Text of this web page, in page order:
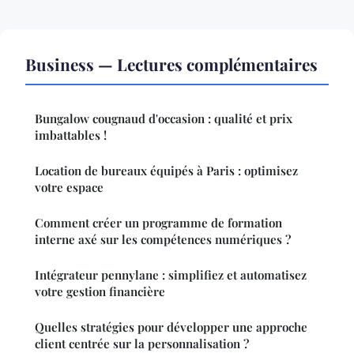
Business — Lectures complémentaires
Bungalow cougnaud d'occasion : qualité et prix
imbattables !
Location de bureaux équipés à Paris : optimisez
votre espace
Comment créer un programme de formation
interne axé sur les compétences numériques ?
Intégrateur pennylane : simplifiez et automatisez
votre gestion financière
Quelles stratégies pour développer une approche
client centrée sur la personnalisation ?